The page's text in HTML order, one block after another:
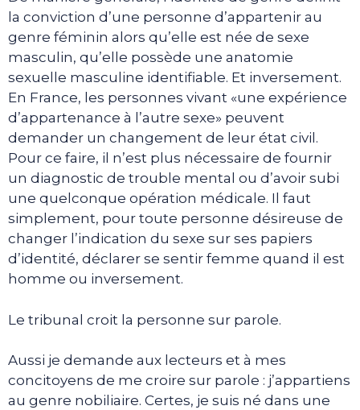
la conviction d’une personne d’appartenir au
genre féminin alors qu’elle est née de sexe
masculin, qu’elle possède une anatomie
sexuelle masculine identifiable. Et inversement.
En France, les personnes vivant «une expérience
d’appartenance à l’autre sexe» peuvent
demander un changement de leur état civil.
Pour ce faire, il n’est plus nécessaire de fournir
un diagnostic de trouble mental ou d’avoir subi
une quelconque opération médicale. Il faut
simplement, pour toute personne désireuse de
changer l’indication du sexe sur ses papiers
d’identité, déclarer se sentir femme quand il est
homme ou inversement.
Le tribunal croit la personne sur parole.
Aussi je demande aux lecteurs et à mes
concitoyens de me croire sur parole : j’appartiens
au genre nobiliaire. Certes, je suis né dans une